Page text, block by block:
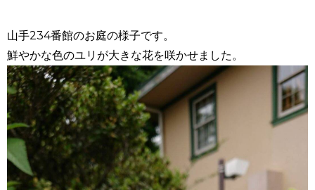
山手234番館のお庭の様子です。
鮮やかな色のユリが大きな花を咲かせました。